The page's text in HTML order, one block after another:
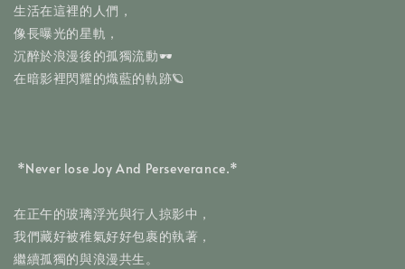
生活在這裡的人們，
像長曝光的星軌，
沉醉於浪漫後的孤獨流動🕶️
在暗影裡閃耀的熾藍的軌跡🪐
*Never lose Joy And Perseverance.*
在正午的玻璃浮光與行人掠影中，
我們藏好被稚氣好好包裹的執著，
繼續孤獨的與浪漫共生。